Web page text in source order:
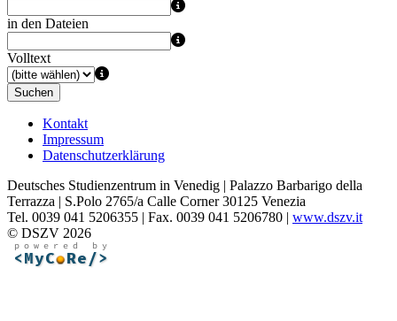
in den Dateien
Volltext
Suchen
Kontakt
Impressum
Datenschutzerklärung
Deutsches Studienzentrum in Venedig | Palazzo Barbarigo della
Terrazza | S.Polo 2765/a Calle Corner 30125 Venezia
Tel. 0039 041 5206355 | Fax. 0039 041 5206780 | www.dszv.it
© DSZV 2026